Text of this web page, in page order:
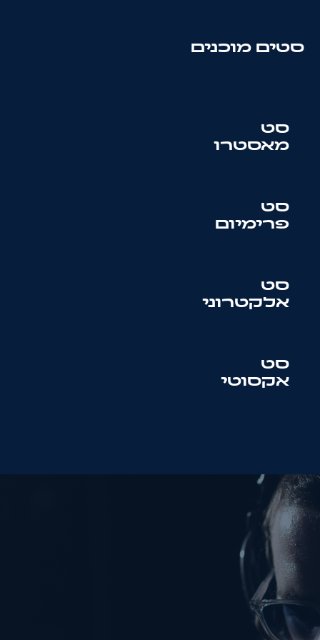
סטים מוכנים
סט
מאסטרו
סט
פרימיום
סט
אלקטרוני
סט
אקסוטי
סולטון + מוטיף
מייל: